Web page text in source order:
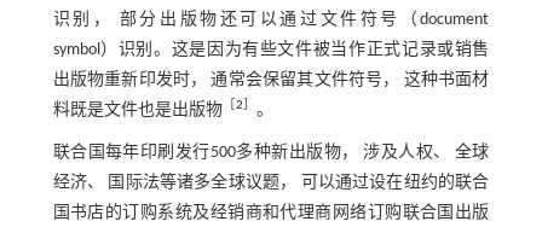
识别， 部分出版物还可以通过文件符号（document
symbol）识别。这是因为有些文件被当作正式记录或销售
出版物重新印发时， 通常会保留其文件符号， 这种书面材
料既是文件也是出版物［ 2 。
联合国每年印刷发行500多种新出版物， 涉及人权、 全球
经济、 国际法等诸多全球议题， 可以通过设在纽约的联合
国书店的订购系统及经销商和代理商网络订购联合国出版